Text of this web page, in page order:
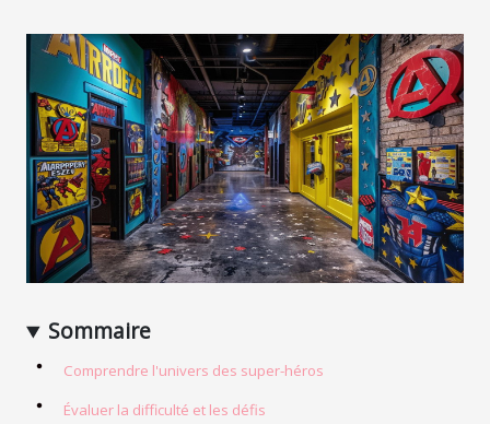
Sommaire
Comprendre l'univers des super-héros
Évaluer la difficulté et les défis